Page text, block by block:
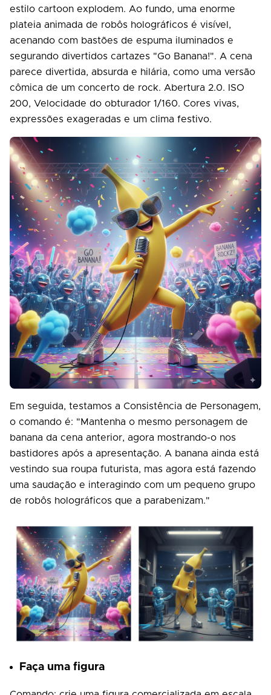
estilo cartoon explodem. Ao fundo, uma enorme
plateia animada de robôs holográficos é visível,
acenando com bastões de espuma iluminados e
segurando divertidos cartazes "Go Banana!". A cena
parece divertida, absurda e hilária, como uma versão
cômica de um concerto de rock. Abertura 2.0. ISO
200, Velocidade do obturador 1/160. Cores vivas,
expressões exageradas e um clima festivo.
Em seguida, testamos a Consistência de Personagem,
o comando é: "Mantenha o mesmo personagem de
banana da cena anterior, agora mostrando-o nos
bastidores após a apresentação. A banana ainda está
vestindo sua roupa futurista, mas agora está fazendo
uma saudação e interagindo com um pequeno grupo
de robôs holográficos que a parabenizam."
Faça uma figura